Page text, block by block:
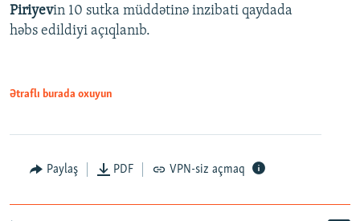
Piriyevin 10 sutka müddətinə inzibati qaydada
həbs edildiyi açıqlanıb.
Ətraflı burada oxuyun
Paylaş PDF VPN-siz açmaq